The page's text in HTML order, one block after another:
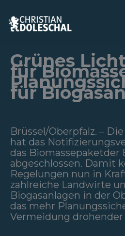
Inhalt
springen
Grünes
für
für
Brüssel/Oberpfalz. –
hat das
das Biomassepaketder
abgeschlossen. Damit
Regelungen nun in
zahlreiche Landwirte
Biogasanlagen in der
das mehr
Vermeidung